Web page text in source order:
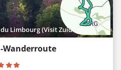
Limbourg (Visit Zuid-Limburg)
Wanderroute